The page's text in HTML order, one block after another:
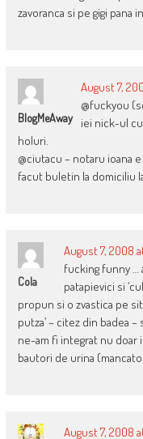
zavoranca si pe gigi pana
BlogMeAway
August 7,
@fuckyou
iei nick-ul
holuri.
@ciutacu – notaru ioana
facut buletin la domiciliu
Cola
August 7, 2008
fucking funny …
patapievici si
propun si o zvastica pe
putza’ – citez din badea
ne-am fi integrat nu doar
bautori de urina
August 7, 2008 at